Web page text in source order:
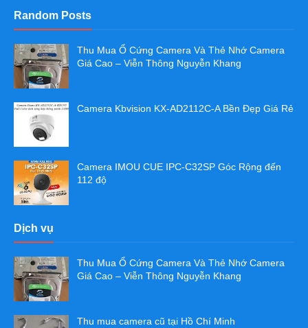
Random Posts
Thu Mua Ổ Cứng Camera Và Thẻ Nhớ Camera
Giá Cao – Viễn Thông Nguyễn Khang
Camera Kbvision KX-AD2112C-A Bền Đẹp Giá Rẻ
Camera IMOU CUE IPC-C32SP Góc Rộng đến
112 độ
Dịch vụ
Thu Mua Ổ Cứng Camera Và Thẻ Nhớ Camera
Giá Cao – Viễn Thông Nguyễn Khang
Thu mua camera cũ tại Hồ Chí Minh